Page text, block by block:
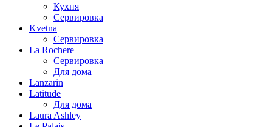
Кухня
Сервировка
Kvetna
Сервировка
La Rochere
Сервировка
Для дома
Lanzarin
Latitude
Для дома
Laura Ashley